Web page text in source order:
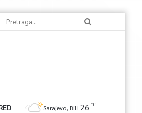
Sarajevo, BiH 26 ℃